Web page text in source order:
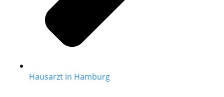
Hausarzt in Hamburg